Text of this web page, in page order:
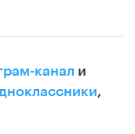
канал и
,